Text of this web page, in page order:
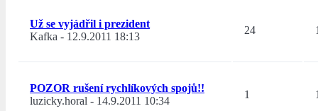
Už se vyjádřil i prezident
Kafka - 12.9.2011 18:13
24
POZOR rušení rychlíkových spojů!!
luzicky.horal - 14.9.2011 10:34
1